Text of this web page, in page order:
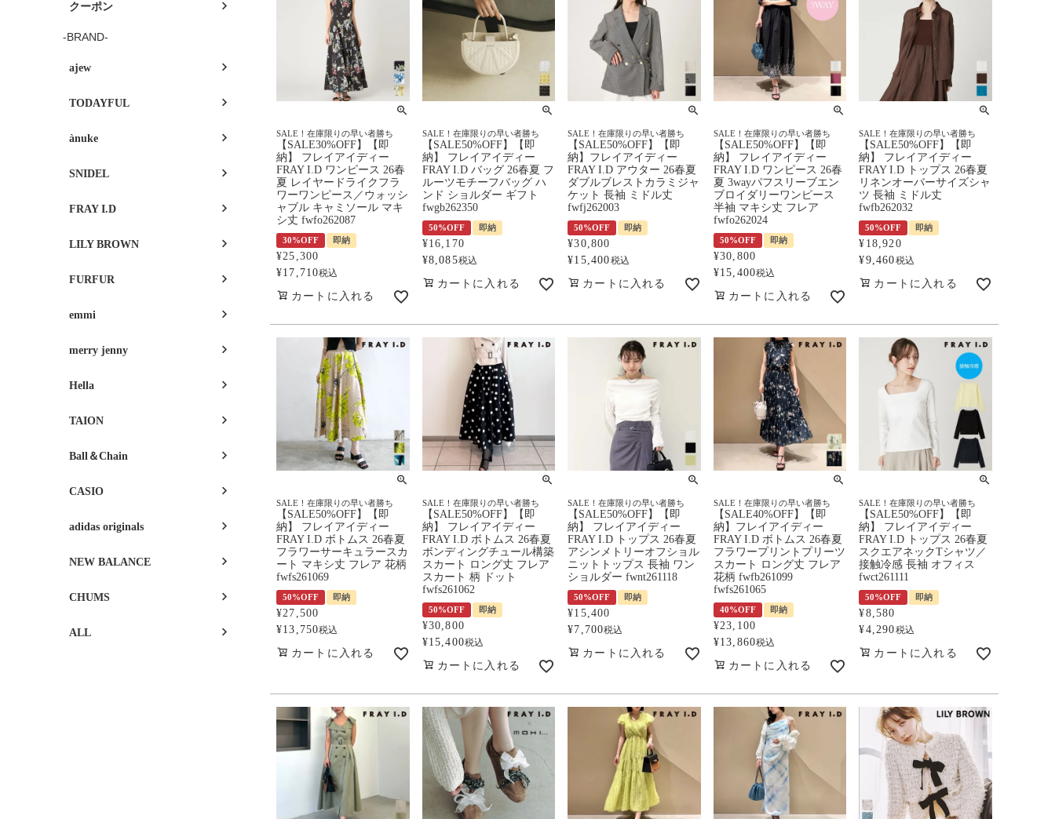
クーポン
-BRAND-
ajew
TODAYFUL
ànuke
SNIDEL
FRAY I.D
LILY BROWN
FURFUR
emmi
merry jenny
Hella
TAION
Ball＆Chain
CASIO
adidas originals
NEW BALANCE
CHUMS
ALL
SALE！在庫限りの早い者勝ち
【SALE30%OFF】【即
納】 フレイアイディー
FRAY I.D ワンピース 26春
夏 レイヤードライクフラ
ワーワンピース／ウォッシ
ャブル キャミソール マキ
シ丈 fwfo262087
30%OFF 即納
¥25,300
¥17,710税込
カートに入れる
SALE！在庫限りの早い者勝ち
【SALE50%OFF】【即
納】 フレイアイディー
FRAY I.D バッグ 26春夏 フ
ルーツモチーフバッグ ハ
ンド ショルダー ギフト
fwgb262350
50%OFF 即納
¥16,170
¥8,085税込
カートに入れる
SALE！在庫限りの早い者勝ち
【SALE50%OFF】【即
納】フレイアイディー
FRAY I.D アウター 26春夏
ダブルブレストカラミジャ
ケット 長袖 ミドル丈
fwfj262003
50%OFF 即納
¥30,800
¥15,400税込
カートに入れる
SALE！在庫限りの早い者勝ち
【SALE50%OFF】【即
納】 フレイアイディー
FRAY I.D ワンピース 26春
夏 3wayパフスリーブエン
ブロイダリーワンピース
半袖 マキシ丈 フレア
fwfo262024
50%OFF 即納
¥30,800
¥15,400税込
カートに入れる
SALE！在庫限りの早い者勝ち
【SALE50%OFF】【即
納】 フレイアイディー
FRAY I.D トップス 26春夏
リネンオーバーサイズシャ
ツ 長袖 ミドル丈
fwfb262032
50%OFF 即納
¥ 18,920
¥9,460税込
カートに入れる
SALE！在庫限りの早い者勝ち
【SALE50%OFF】【即
納】 フレイアイディー
FRAY I.D ボトムス 26春夏
フラワーサーキュラースカ
ート マキシ丈 フレア 花柄
fwfs261069
50%OFF 即納
¥27,500
¥13,750税込
カートに入れる
SALE！在庫限りの早い者勝ち
【SALE50%OFF】【即
納】 フレイアイディー
FRAY I.D ボトムス 26春夏
ボンディングチュール構築
スカート ロング丈 フレア
スカート 柄 ドット
fwfs261062
50%OFF 即納
¥30,800
¥15,400税込
カートに入れる
SALE！在庫限りの早い者勝ち
【SALE50%OFF】【即
納】 フレイアイディー
FRAY I.D トップス 26春夏
アシンメトリーオフショル
ニットトップス 長袖 ワン
ショルダー fwnt261118
50%OFF 即納
¥15,400
¥7,700税込
カートに入れる
SALE！在庫限りの早い者勝ち
【SALE40%OFF】【即
納】フレイアイディー
FRAY I.D ボトムス 26春夏
フラワープリントプリーツ
スカート ロング丈 フレア
花柄 fwfb261099
fwfs261065
40%OFF 即納
¥23,100
¥13,860税込
カートに入れる
SALE！在庫限りの早い者勝ち
【SALE50%OFF】【即
納】 フレイアイディー
FRAY I.D トップス 26春夏
スクエアネックTシャツ／
接触冷感 長袖 オフィス
fwct261111
50%OFF 即納
¥8,580
¥4,290税込
カートに入れる